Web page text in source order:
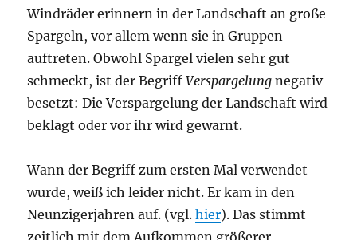
Windräder erinnern in der Landschaft an große
Spargeln, vor allem wenn sie in Gruppen
auftreten. Obwohl Spargel vielen sehr gut
schmeckt, ist der BegriffVerspargelung negativ
besetzt: Die Verspargelung der Landschaft wird
beklagt oder vor ihr wird gewarnt.
Wann der Begriff zum ersten Mal verwendet
wurde, weiß ich leider nicht. Er kam in den
Neunzigerjahren auf. (vgl.hier). Das stimmt
zeitlich mit dem Aufkommen größerer